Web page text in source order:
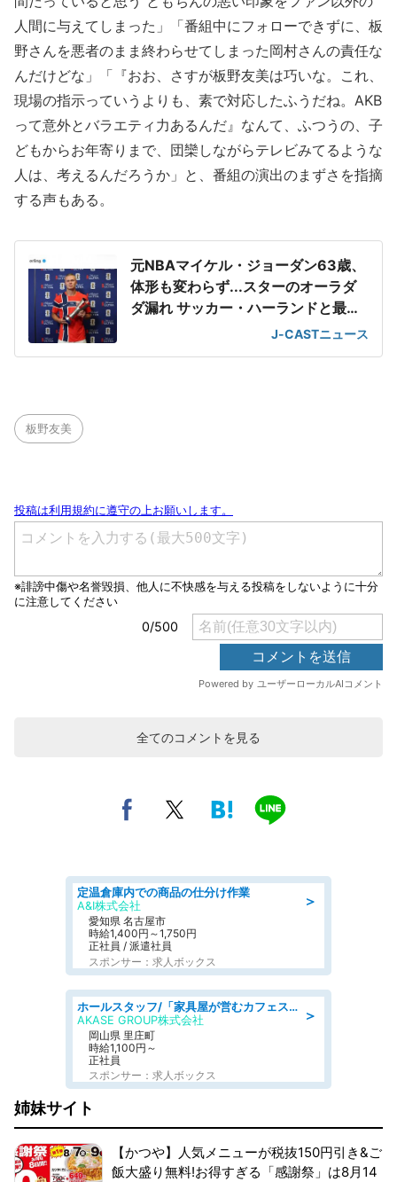
人間に与えてしまった」「番組中にフォローできずに、板
野さんを悪者のまま終わらせてしまった岡村さんの責任な
んだけどな」「『おお、さすが板野友美は巧いな。これ、
現場の指示っていうよりも、素で対応したふうだね。AKB
って意外とバラエティ力あるんだ』なんて、ふつうの、子
どもからお年寄りまで、団欒しながらテレビみてるような
人は、考えるんだろうか」と、番組の演出のまずさを指摘
する声もある。
元NBAマイケル・ジョーダン63歳、
体形も変わらず...スターのオーラダ
ダ漏れ サッカー・ハーランドと最強
J-CASTニュース
板野友美
全てのコメントを見る
＞
定温倉庫内での商品の仕分け作業
A&I株式会社
愛知県 名古屋市
時給1,400円～1,750円
正社員 / 派遣社員
スポンサー：求人ボックス
＞
ホールスタッフ/「家具屋が営むカフェスタッフ!」週2日～OK!嬉しいまかない付き/岡山県/浅口郡里庄町
AKASE GROUP株式会社
岡山県 里庄町
時給1,100円～
正社員
スポンサー：求人ボックス
姉妹サイト
【かつや】人気メニューが税抜150円引き&ご
飯大盛り無料!お得すぎる「感謝祭」は8月14